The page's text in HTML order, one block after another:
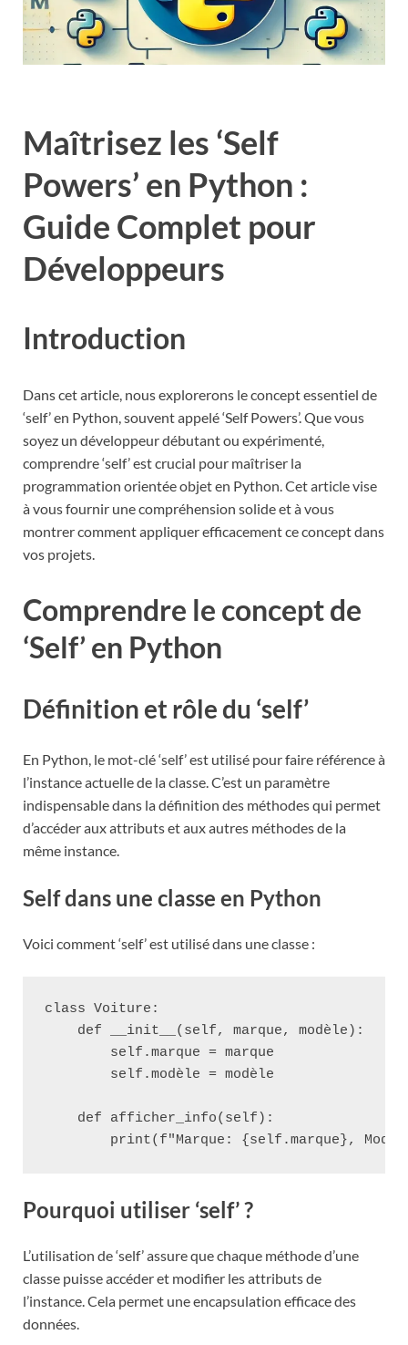
Maîtrisez les ‘Self
Powers’ en Python :
Guide Complet pour
Développeurs
Introduction
Dans cet article, nous explorerons le concept essentiel de
‘self’ en Python, souvent appelé ‘Self Powers’. Que vous
soyez un développeur débutant ou expérimenté,
comprendre ‘self’ est crucial pour maîtriser la
programmation orientée objet en Python. Cet article vise
à vous fournir une compréhension solide et à vous
montrer comment appliquer efficacement ce concept dans
vos projets.
Comprendre le concept de
‘Self’ en Python
Définition et rôle du ‘self’
En Python, le mot-clé ‘self’ est utilisé pour faire référence à
l’instance actuelle de la classe. C’est un paramètre
indispensable dans la définition des méthodes qui permet
d’accéder aux attributs et aux autres méthodes de la
même instance.
Self dans une classe en Python
Voici comment ‘self’ est utilisé dans une classe :
class Voiture:
    def __init__(self, marque, modèle):
        self.marque = marque
        self.modèle = modèle
    def afficher_info(self):
Pourquoi utiliser ‘self’ ?
L’utilisation de ‘self’ assure que chaque méthode d’une
classe puisse accéder et modifier les attributs de
l’instance. Cela permet une encapsulation efficace des
données.